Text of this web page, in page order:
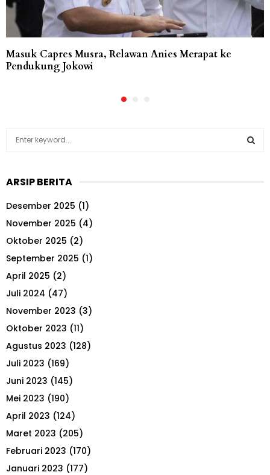
Masuk Capres Musra, Relawan Anies Merapat ke
Pendukung Jokowi
c
f
o
r
ARSIP BERITA
Desember 2025 (1)
November 2025 (4)
Oktober 2025 (2)
September 2025 (1)
April 2025 (2)
Juli 2024 (47)
November 2023 (3)
Oktober 2023 (11)
Agustus 2023 (128)
Juli 2023 (169)
Juni 2023 (145)
Mei 2023 (190)
April 2023 (124)
Maret 2023 (205)
Februari 2023 (170)
Januari 2023 (177)